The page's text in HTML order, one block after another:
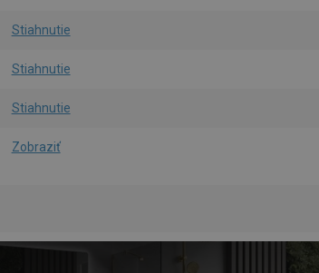
Stiahnutie
Stiahnutie
Stiahnutie
Zobraziť